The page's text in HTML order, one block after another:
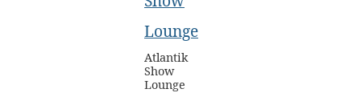
Atlantik
Show
Lounge